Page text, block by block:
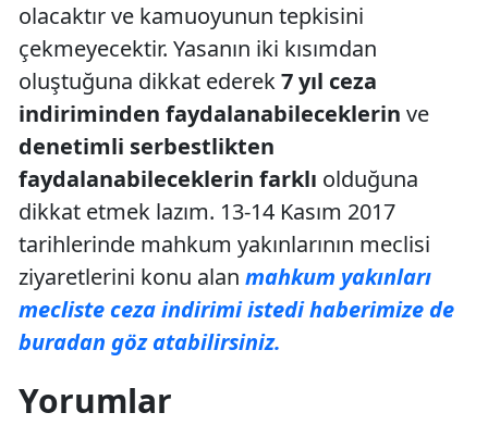
olacaktır ve kamuoyunun tepkisini
çekmeyecektir. Yasanın iki kısımdan
oluştuğuna dikkat ederek7 yıl ceza
indiriminden faydalanabileceklerin ve
denetimli serbestlikten
faydalanabileceklerin farklı olduğuna
dikkat etmek lazım. 13-14 Kasım 2017
tarihlerinde mahkum yakınlarının meclisi
ziyaretlerini konu alan mahkum yakınları
mecliste ceza indirimi istedi haberimize de
buradan göz atabilirsiniz.
Yorumlar